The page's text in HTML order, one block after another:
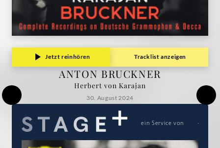
Jetzt reinhören Tracklist anzeigen
ANTON BRUCKNER
Herbert von Karajan
30. August 2024
ein Service von